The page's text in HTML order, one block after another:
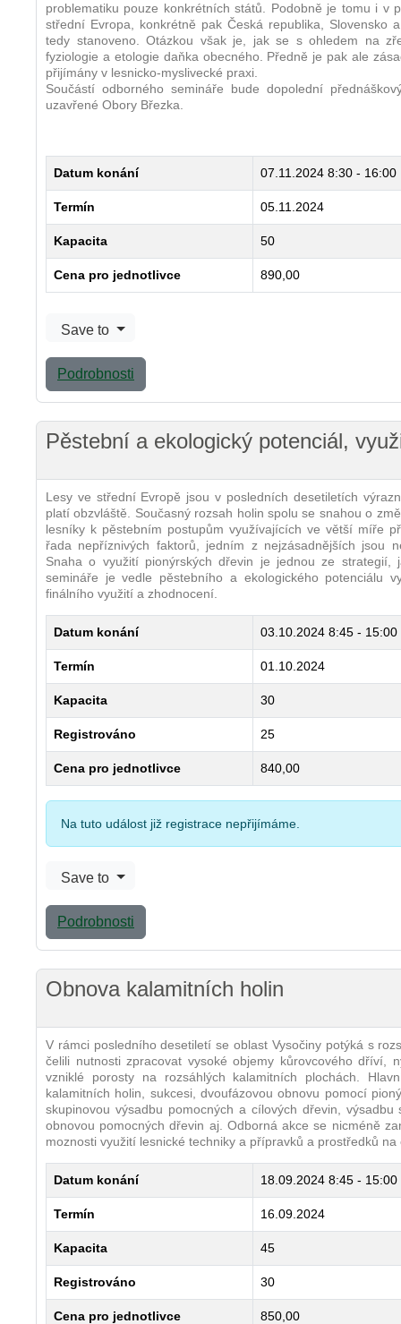
problematiku pouze konkrétních států. Podobně je tomu i v
střední Evropa, konkrétně pak Česká republika,
tedy stanoveno. Otázkou však je, jak se s ohledem na
fyziologie a etologie daňka obecného. Předně je pak ale
přijímány v lesnicko-myslivecké praxi.
Součástí odborného semináře bude dopolední
uzavřené Obory Březka.
Datum konání 07.11.2024 8:30 - 16:00
Termín 05.11.2024
Kapacita 50
Cena pro jednotlivce 890,00
Save to
Podrobnosti
Pěstební a ekologický potenciál,
Lesy ve střední Evropě jsou v posledních desetiletích
platí obzvláště. Současný rozsah holin spolu se snahou o
lesníky k pěstebním postupům využívajících ve větší míře
řada nepříznivých faktorů, jedním z nejzásadnějších jsou
Snaha o využití pionýrských dřevin je jednou ze
semináře je vedle pěstebního a ekologického potenciálu
finálního využití a zhodnocení.
Datum konání 03.10.2024 8:45 - 15:00
Termín 01.10.2024
Kapacita 30
Registrováno 25
Cena pro jednotlivce 840,00
Na tuto událost již registrace nepřijímáme.
Save to
Podrobnosti
Obnova kalamitních holin
V rámci posledního desetiletí se oblast Vysočiny potýká s
čelili nutnosti zpracovat vysoké objemy kůrovcového dříví,
vzniklé porosty na rozsáhlých kalamitních plochách.
kalamitních holin, sukcesi, dvoufázovou obnovu pomocí
skupinovou výsadbu pomocných a cílových dřevin,
obnovou pomocných dřevin aj. Odborná akce se nicméně
moznosti využití lesnické techniky a přípravků a prostředků na
Datum konání 18.09.2024 8:45 - 15:00
Termín 16.09.2024
Kapacita 45
Registrováno 30
Cena pro jednotlivce 850,00